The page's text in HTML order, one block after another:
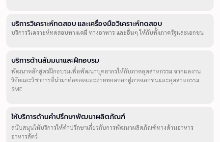
บริการวิเคราะห์ทดสอบ และเครื่องมือวิเคราะห์ทดสอบ
บริการวิเคราะห์ทดสอบทางเคมี ทางอาหาร และอื่นๆ ให้กับทั้งภาครัฐและเอกชน
บริการด้านสัมมนาและฝึกอบรม
พัฒนาหลักสูตรฝึกอบรมเพื่อพัฒนาบุคลากรให้กับภาคอุตสาหกรรม จากผลงาน
วิจัยและวิชาการที่นำมาต่อยอดและถ่ายทอดออกสู่ภาคเอกชนและอุตสาหกรรม
SME
ให้บริการด้านคำปรึกษาพัฒนาผลิตภัณฑ์
สนับสนุนให้บริการให้คำปรึกษาเกี่ยวกับการพัฒนาผลิตภัณฑ์ทางด้านอาหาร
อาหารสัตว์